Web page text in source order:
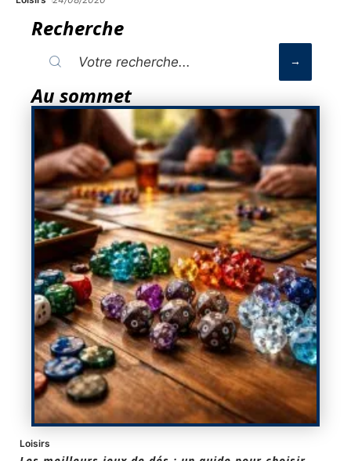
Recherche
Au sommet
Loisirs